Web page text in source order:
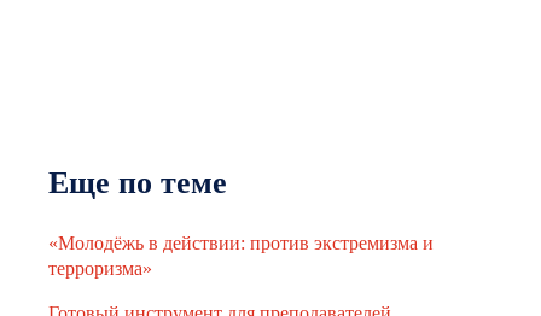
Еще по теме
«Молодёжь в действии: против экстремизма и
терроризма»